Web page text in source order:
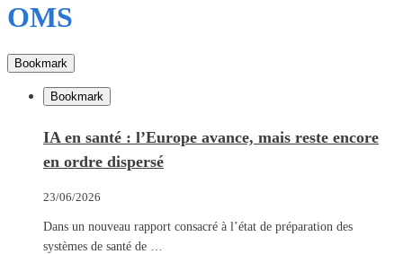
OMS
Bookmark
Bookmark
IA en santé : l’Europe avance, mais reste encore
en ordre dispersé
23/06/2026
Dans un nouveau rapport consacré à l’état de préparation des
systèmes de santé de …